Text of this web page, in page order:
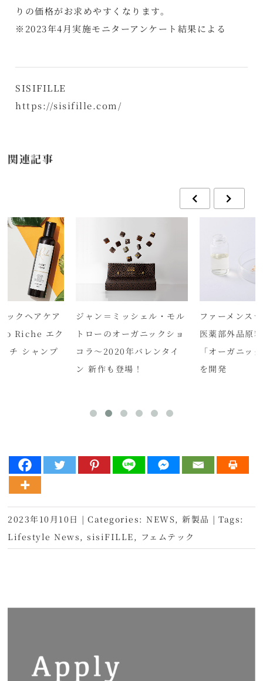
りの価格がお求めやすくなります。
※2023年4月実施モニターアンケート結果による
SISIFILLE
https://sisifille.com/
関連記事
ックヘアケア
Riche エク
チ シャンプ
ジャン＝ミッシェル・モル
トローのオーガニックショ
コラ～2020年バレンタイ
ン 新作も登場！
ファーメンス
医薬部外品原
「オーガニッ
を開発
2023年10月10日 | Categories: NEWS,新製品 | Tags:
Lifestyle News ,sisiFILLE , フェムテック